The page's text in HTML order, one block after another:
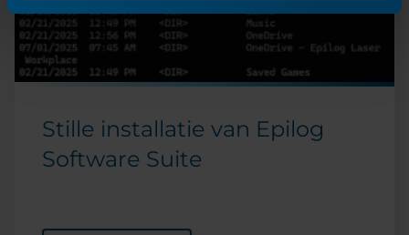
Stille installatie van Epilog
Software Suite